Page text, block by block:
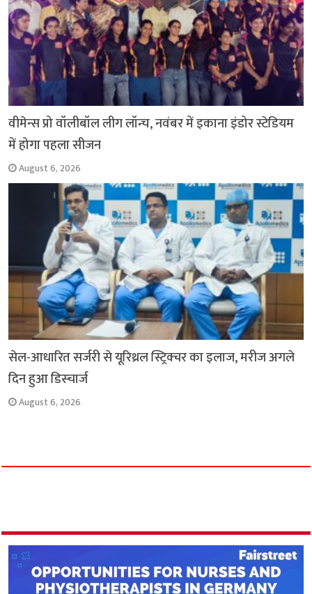
वीमेन्स प्रो वॉलीबॉल लीग लॉन्च, नवंबर में इकाना इंडोर स्टेडियम
में होगा पहला सीजन
August 6, 2026
सेल-आधारित सर्जरी से यूरिथ्रल स्ट्रिक्चर का इलाज, मरीज अगले
दिन हुआ डिस्चार्ज
August 6, 2026